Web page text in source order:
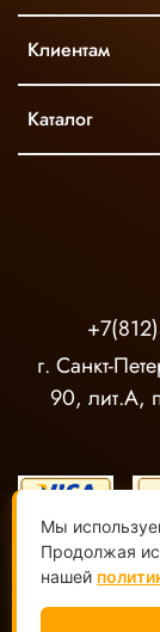
Клиентам
Каталог
г. Санкт-
90, лит.А,
ООО "О-Р ИТК"
Мы
Продолжая
нашей